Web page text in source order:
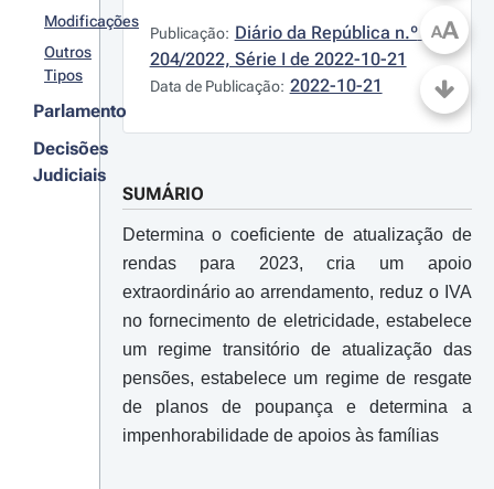
Modificações
Outros
Tipos
Parlamento
Decisões
Judiciais
Publicação: Diário da República n.º
204/2022, Série I de 2022-10-21
Data de Publicação: 2022-10-21
SUMÁRIO
Determina o coeficiente de atualização de
rendas para 2023, cria um apoio
extraordinário ao arrendamento, reduz o IVA
no fornecimento de eletricidade, estabelece
um regime transitório de atualização das
pensões, estabelece um regime de resgate
de planos de poupança e determina a
impenhorabilidade de apoios às famílias
AA